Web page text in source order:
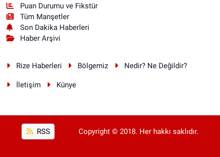
Puan Durumu ve Fikstür
Tüm Manşetler
Son Dakika Haberleri
Haber Arşivi
Rize Haberleri Bölgemiz Nedir? Ne Değildir?
İletişim Künye
RSS Copyright © 2018. Her hakkı saklıdır.